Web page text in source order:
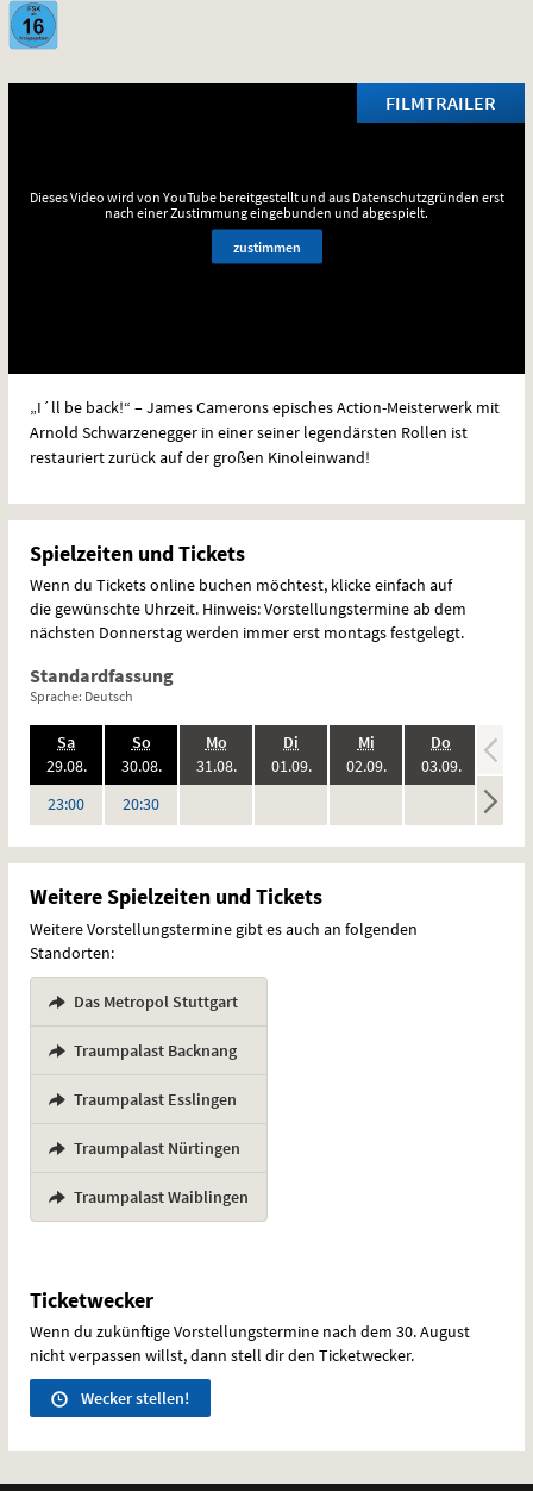
FILMTRAILER
Dieses Video wird von YouTube bereitgestellt und aus Datenschutzgründen erst
nach einer Zustimmung eingebunden und abgespielt.
zustimmen
„I´ll be back!“ – James Camerons episches Action-Meisterwerk mit
Arnold Schwarzenegger in einer seiner legendärsten Rollen ist
restauriert zurück auf der großen Kinoleinwand!
Spielzeiten und Tickets
Wenn du Tickets online buchen möchtest, klicke einfach auf
die gewünschte Uhrzeit. Hinweis: Vorstellungstermine ab dem
nächsten Donnerstag werden immer erst montags festgelegt.
Standardfassung
Sprache: Deutsch
Sa.,
29.08.2026:
23:00Uhr
So.,
30.08.2026:
20:30Uhr
Mo.,
31.08.2026:
Vorstellungen
Di
01.09.2026:
Vorstellungen
Mi.,
02.09.2026:
Vorstellungen
Do
03.09.2026:
Vorstellungen
keine
Weitere Spielzeiten und Tickets
Weitere Vorstellungstermine gibt es auch an folgenden
Standorten:
Das Metropol Stuttgart
Traumpalast Backnang
Traumpalast Esslingen
Traumpalast Nürtingen
Traumpalast Waiblingen
Ticketwecker
Wenn du zukünftige Vorstellungstermine nach dem 30. August
nicht verpassen willst, dann stell dir den Ticketwecker.
Wecker stellen!